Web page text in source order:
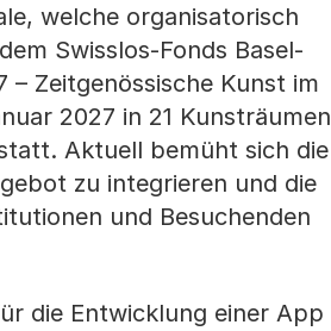
welche organisatorisch
Swisslos-Fonds Basel-
Zeitgenössische Kunst im
2027 in 21 Kunsträumen
Aktuell bemüht sich die
zu integrieren und die
und Besuchenden
die Entwicklung einer App